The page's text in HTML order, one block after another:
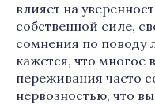
влияет на
собственной силе,
сомнения по поводу
кажется, что многое
переживания часто
нервозностью, что